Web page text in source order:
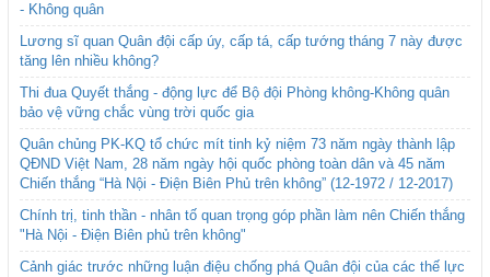
- Không quân
Lương sĩ quan Quân đội cấp úy, cấp tá, cấp tướng tháng 7 này được
tăng lên nhiều không?
Thi đua Quyết thắng - động lực để Bộ đội Phòng không-Không quân
bảo vệ vững chắc vùng trời quốc gia
Quân chủng PK-KQ tổ chức mít tinh kỷ niệm 73 năm ngày thành lập
QĐND Việt Nam, 28 năm ngày hội quốc phòng toàn dân và 45 năm
Chiến thắng “Hà Nội - Điện Biên Phủ trên không” (12-1972 / 12-2017)
Chính trị, tinh thần - nhân tố quan trọng góp phần làm nên Chiến thắng
"Hà Nội - Điện Biên phủ trên không"
Cảnh giác trước những luận điệu chống phá Quân đội của các thế lực